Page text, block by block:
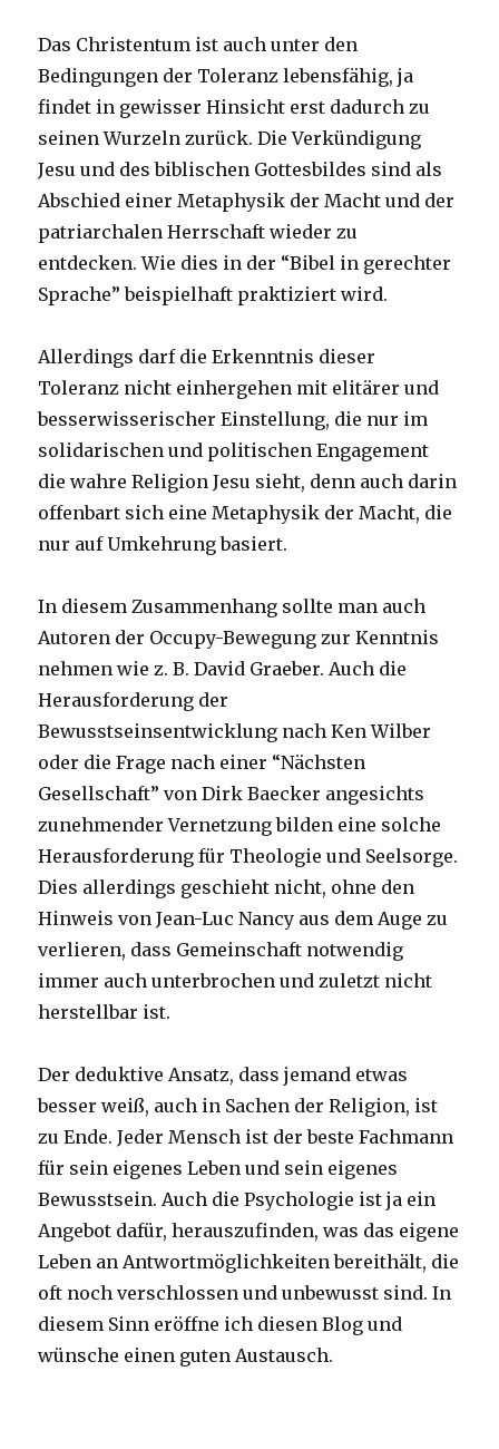
Das Christentum ist auch unter den
Bedingungen der Toleranz lebensfähig, ja
findet in gewisser Hinsicht erst dadurch zu
seinen Wurzeln zurück. Die Verkündigung
Jesu und des biblischen Gottesbildes sind als
Abschied einer Metaphysik der Macht und der
patriarchalen Herrschaft wieder zu
entdecken. Wie dies in der “Bibel in gerechter
Sprache” beispielhaft praktiziert wird.
Allerdings darf die Erkenntnis dieser
Toleranz nicht einhergehen mit elitärer und
besserwisserischer Einstellung, die nur im
solidarischen und politischen Engagement
die wahre Religion Jesu sieht, denn auch darin
offenbart sich eine Metaphysik der Macht, die
nur auf Umkehrung basiert.
In diesem Zusammenhang sollte man auch
Autoren der Occupy-Bewegung zur Kenntnis
nehmen wie z. B. David Graeber. Auch die
Herausforderung der
Bewusstseinsentwicklung nach Ken Wilber
oder die Frage nach einer “Nächsten
Gesellschaft” von Dirk Baecker angesichts
zunehmender Vernetzung bilden eine solche
Herausforderung für Theologie und Seelsorge.
Dies allerdings geschieht nicht, ohne den
Hinweis von Jean-Luc Nancy aus dem Auge zu
verlieren, dass Gemeinschaft notwendig
immer auch unterbrochen und zuletzt nicht
herstellbar ist.
Der deduktive Ansatz, dass jemand etwas
besser weiß, auch in Sachen der Religion, ist
zu Ende. Jeder Mensch ist der beste Fachmann
für sein eigenes Leben und sein eigenes
Bewusstsein. Auch die Psychologie ist ja ein
Angebot dafür, herauszufinden, was das eigene
Leben an Antwortmöglichkeiten bereithält, die
oft noch verschlossen und unbewusst sind. In
diesem Sinn eröffne ich diesen Blog und
wünsche einen guten Austausch.